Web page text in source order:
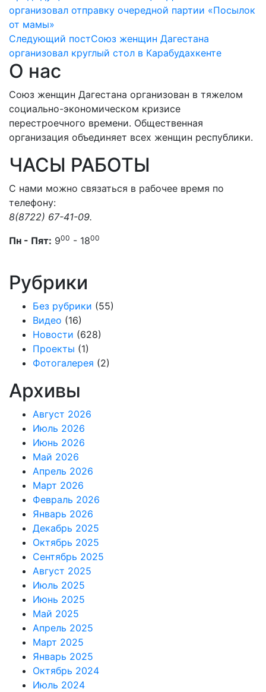
организовал отправку очередной партии «Посылок
от мамы»
Следующий постСоюз женщин Дагестана
организовал круглый стол в Карабудахкенте
О нас
Союз женщин Дагестана организован в тяжелом
социально-экономическом кризисе
перестроечного времени. Общественная
организация объединяет всех женщин республики.
ЧАСЫ РАБОТЫ
С нами можно связаться в рабочее время по
телефону:
8(8722) 67-41-09.
Пн - Пят: 900 - 1800
Рубрики
Без рубрики (55)
Видео (16)
Новости (628)
Проекты (1)
Фотогалерея (2)
Архивы
Август 2026
Июль 2026
Июнь 2026
Май 2026
Апрель 2026
Март 2026
Февраль 2026
Январь 2026
Декабрь 2025
Октябрь 2025
Сентябрь 2025
Август 2025
Июль 2025
Июнь 2025
Май 2025
Апрель 2025
Март 2025
Январь 2025
Октябрь 2024
Июль 2024